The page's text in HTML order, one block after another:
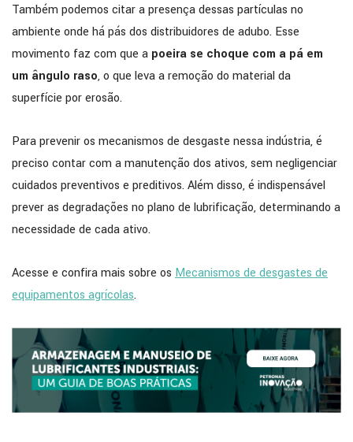
Também podemos citar a presença dessas partículas no
ambiente onde há pás dos distribuidores de adubo. Esse
movimento faz com que a poeira se choque com a pá em
um ângulo raso, o que leva a remoção do material da
superfície por erosão.
Para prevenir os mecanismos de desgaste nessa indústria, é
preciso contar com a manutenção dos ativos, sem negligenciar
cuidados preventivos e preditivos. Além disso, é indispensável
prever as degradações no plano de lubrificação, determinando a
necessidade de cada ativo.
Acesse e confira mais sobre os Mecanismos de desgastes de
equipamentos agrícolas.